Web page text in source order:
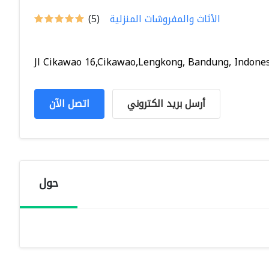
(5) الأثاث والمفروشات المنزلية
Jl Cikawao 16,Cikawao,Lengkong, Bandung,
اتصل الآن أرسل بريد الكتروني
حول